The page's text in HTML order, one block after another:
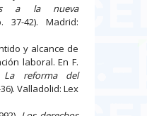
a la nueva
42). Madrid:
y alcance de
laboral. En F.
La reforma del
Valladolid: Lex